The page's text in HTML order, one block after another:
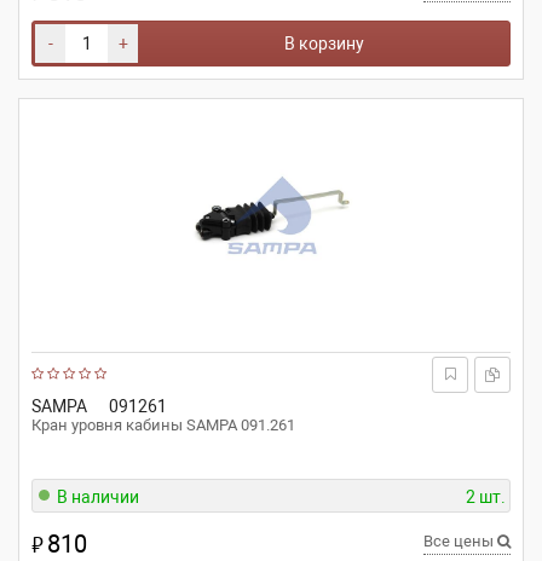
- + В корзину
SAMPA 091261
Кран уровня кабины SAMPA 091.261
В наличии 2 шт.
₽810 Все цены